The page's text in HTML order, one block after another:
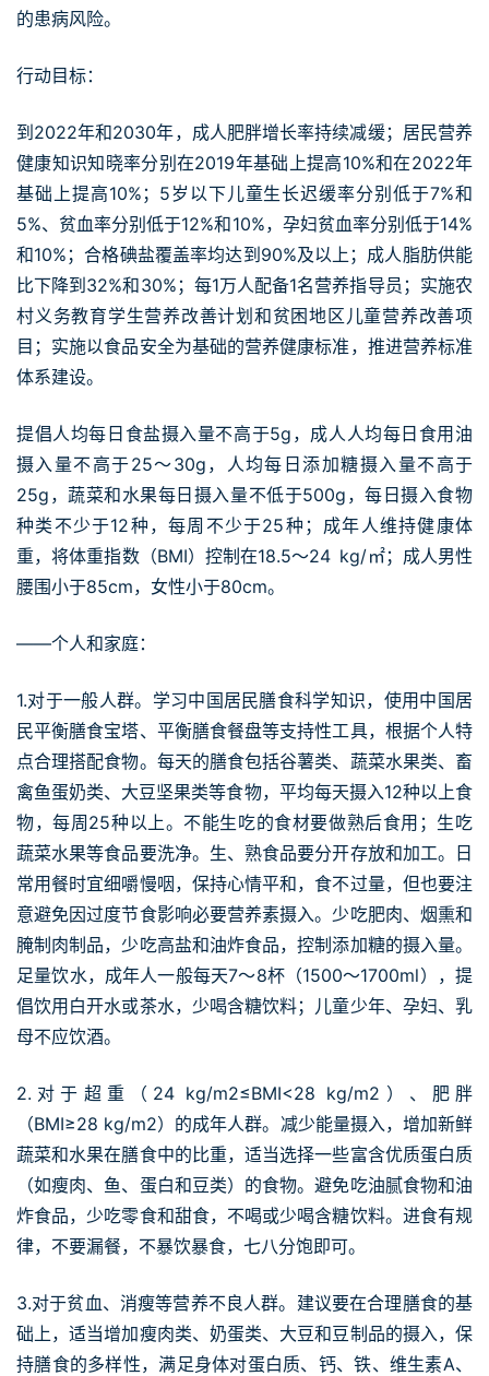
的患病风险。
行动目标：
到2022年和2030年，成人肥胖增长率持续减缓；居民营养
健康知识知晓率分别在2019年基础上提高10%和在2022年
基础上提高10%；5岁以下儿童生长迟缓率分别低于7%和
5%、贫血率分别低于12%和10%，孕妇贫血率分别低于14%
和10%；合格碘盐覆盖率均达到90%及以上；成人脂肪供能
比下降到32%和30%；每1万人配备1名营养指导员；实施农
村义务教育学生营养改善计划和贫困地区儿童营养改善项
目；实施以食品安全为基础的营养健康标准，推进营养标准
体系建设。
提倡人均每日食盐摄入量不高于5g，成人人均每日食用油
摄入量不高于25～30g，人均每日添加糖摄入量不高于
25g，蔬菜和水果每日摄入量不低于500g，每日摄入食物
种类不少于12种，每周不少于25种；成年人维持健康体
重，将体重指数（BMI）控制在18.5～24 kg/㎡；成人男性
腰围小于85cm，女性小于80cm。
——个人和家庭：
1.对于一般人群。学习中国居民膳食科学知识，使用中国居
民平衡膳食宝塔、平衡膳食餐盘等支持性工具，根据个人特
点合理搭配食物。每天的膳食包括谷薯类、蔬菜水果类、畜
禽鱼蛋奶类、大豆坚果类等食物，平均每天摄入12种以上食
物，每周25种以上。不能生吃的食材要做熟后食用；生吃
蔬菜水果等食品要洗净。生、熟食品要分开存放和加工。日
常用餐时宜细嚼慢咽，保持心情平和，食不过量，但也要注
意避免因过度节食影响必要营养素摄入。少吃肥肉、烟熏和
腌制肉制品，少吃高盐和油炸食品，控制添加糖的摄入量。
足量饮水，成年人一般每天7～8杯（1500～1700ml），提
倡饮用白开水或茶水，少喝含糖饮料；儿童少年、孕妇、乳
母不应饮酒。
2.对于超重（24 kg/m2≤BMI<28 kg/m2）、肥胖
（BMI≥28 kg/m2）的成年人群。减少能量摄入，增加新鲜
蔬菜和水果在膳食中的比重，适当选择一些富含优质蛋白质
（如瘦肉、鱼、蛋白和豆类）的食物。避免吃油腻食物和油
炸食品，少吃零食和甜食，不喝或少喝含糖饮料。进食有规
律，不要漏餐，不暴饮暴食，七八分饱即可。
3.对于贫血、消瘦等营养不良人群。建议要在合理膳食的基
础上，适当增加瘦肉类、奶蛋类、大豆和豆制品的摄入，保
持膳食的多样性，满足身体对蛋白质、钙、铁、维生素A、